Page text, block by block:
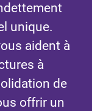
unique.
aident à
à
de
offrir un